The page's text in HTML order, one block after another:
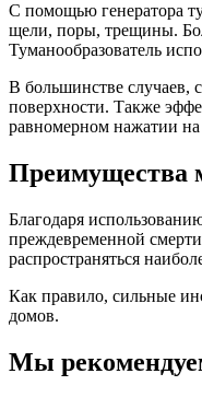
С помощью генератора
щели, поры, трещины.
Туманообразователь
В большинстве случаев,
поверхности. Также
равномерном нажатии на
Преимущества
Благодаря
преждевременной
распространяться
Как правило, сильные
домов.
Мы